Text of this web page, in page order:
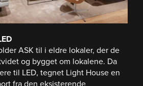
ASK til i eldre lokaler, der de
og bygget om lokalene. Da
til LED, tegnet Light House en